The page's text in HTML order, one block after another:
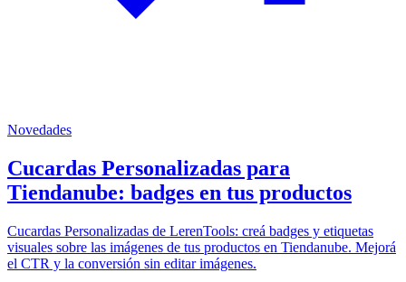
Novedades
Cucardas Personalizadas para
Tiendanube: badges en tus productos
Cucardas Personalizadas de LerenTools: creá badges y etiquetas
visuales sobre las imágenes de tus productos en Tiendanube. Mejorá
el CTR y la conversión sin editar imágenes.